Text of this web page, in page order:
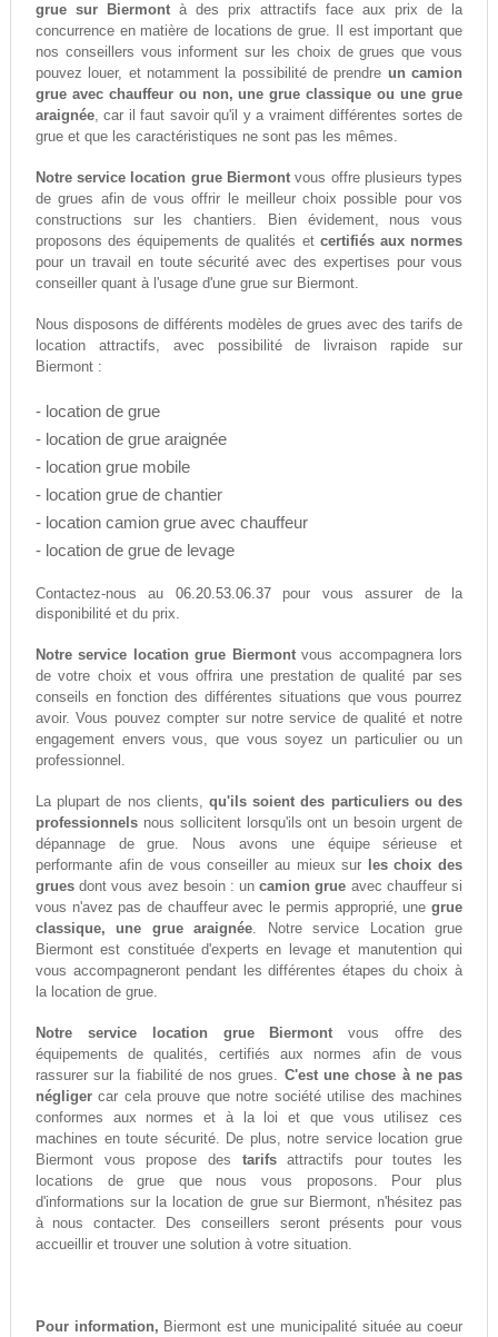
grue sur Biermontà des prix attractifs face aux prix de la
concurrence en matière de locations de grue. Il est important que
nos conseillers vous informent sur les choix de grues que vous
pouvez louer, et notamment la possibilité de prendre un camion
grue avec chauffeur ou non, une grue classique ou une grue
araignée, car il faut savoir qu'il y a vraiment différentes sortes de
grue et que les caractéristiques ne sont pas les mêmes.
Notre service location grue Biermont vous offre plusieurs types
de grues afin de vous offrir le meilleur choix possible pour vos
constructions sur les chantiers. Bien évidement, nous vous
proposons des équipements de qualités et certifiés aux normes
pour un travail en toute sécurité avec des expertises pour vous
conseiller quant à l'usage d'une grue sur Biermont.
Nous disposons de différents modèles de grues avec des tarifs de
location attractifs, avec possibilité de livraison rapide sur
Biermont :
- location de grue
- location de grue araignée
- location grue mobile
- location grue de chantier
- location camion grue avec chauffeur
- location de grue de levage
Contactez-nous au 06.20.53.06.37pour vous assurer de la
disponibilité et du prix.
Notre service location grue Biermontvous accompagnera lors
de votre choix et vous offrira une prestation de qualité par ses
conseils en fonction des différentes situations que vous pourrez
avoir. Vous pouvez compter sur notre service de qualité et notre
engagement envers vous, que vous soyez un particulier ou un
professionnel.
La plupart de nos clients, qu'ils soient des particuliers ou des
professionnelsnous sollicitent lorsqu'ils ont un besoin urgent de
dépannage de grue. Nous avons une équipe sérieuse et
performante afin de vous conseiller au mieux sur
les choix des
gruesdont vous avez besoin : uncamion grue avec chauffeur si
vous n'avez pas de chauffeur avec le permis approprié, unegrue
classique, une grue araignée. Notre service Location grue
Biermont est constituée d'experts en levage et manutention qui
vous accompagneront pendant les différentes étapes du choix à
la location de grue.
Notre service location grue Biermont vous offre des
équipements de qualités, certifiés aux normes afin de vous
rassurer sur la fiabilité de nos grues. C'est une chose à ne pas
négligercar cela prouve que notre société utilise des machines
conformes aux normes et à la loi et que vous utilisez ces
machines en toute sécurité. De plus, notre service location grue
Biermont vous propose des tarifsattractifs pour toutes les
locations de grue que nous vous proposons. Pour plus
d'informations sur la location de grue sur Biermont, n'hésitez pas
à nous contacter. Des conseillers seront présents pour vous
accueillir et trouver une solution à votre situation.
Pour information, Biermont est une municipalité située au coeur